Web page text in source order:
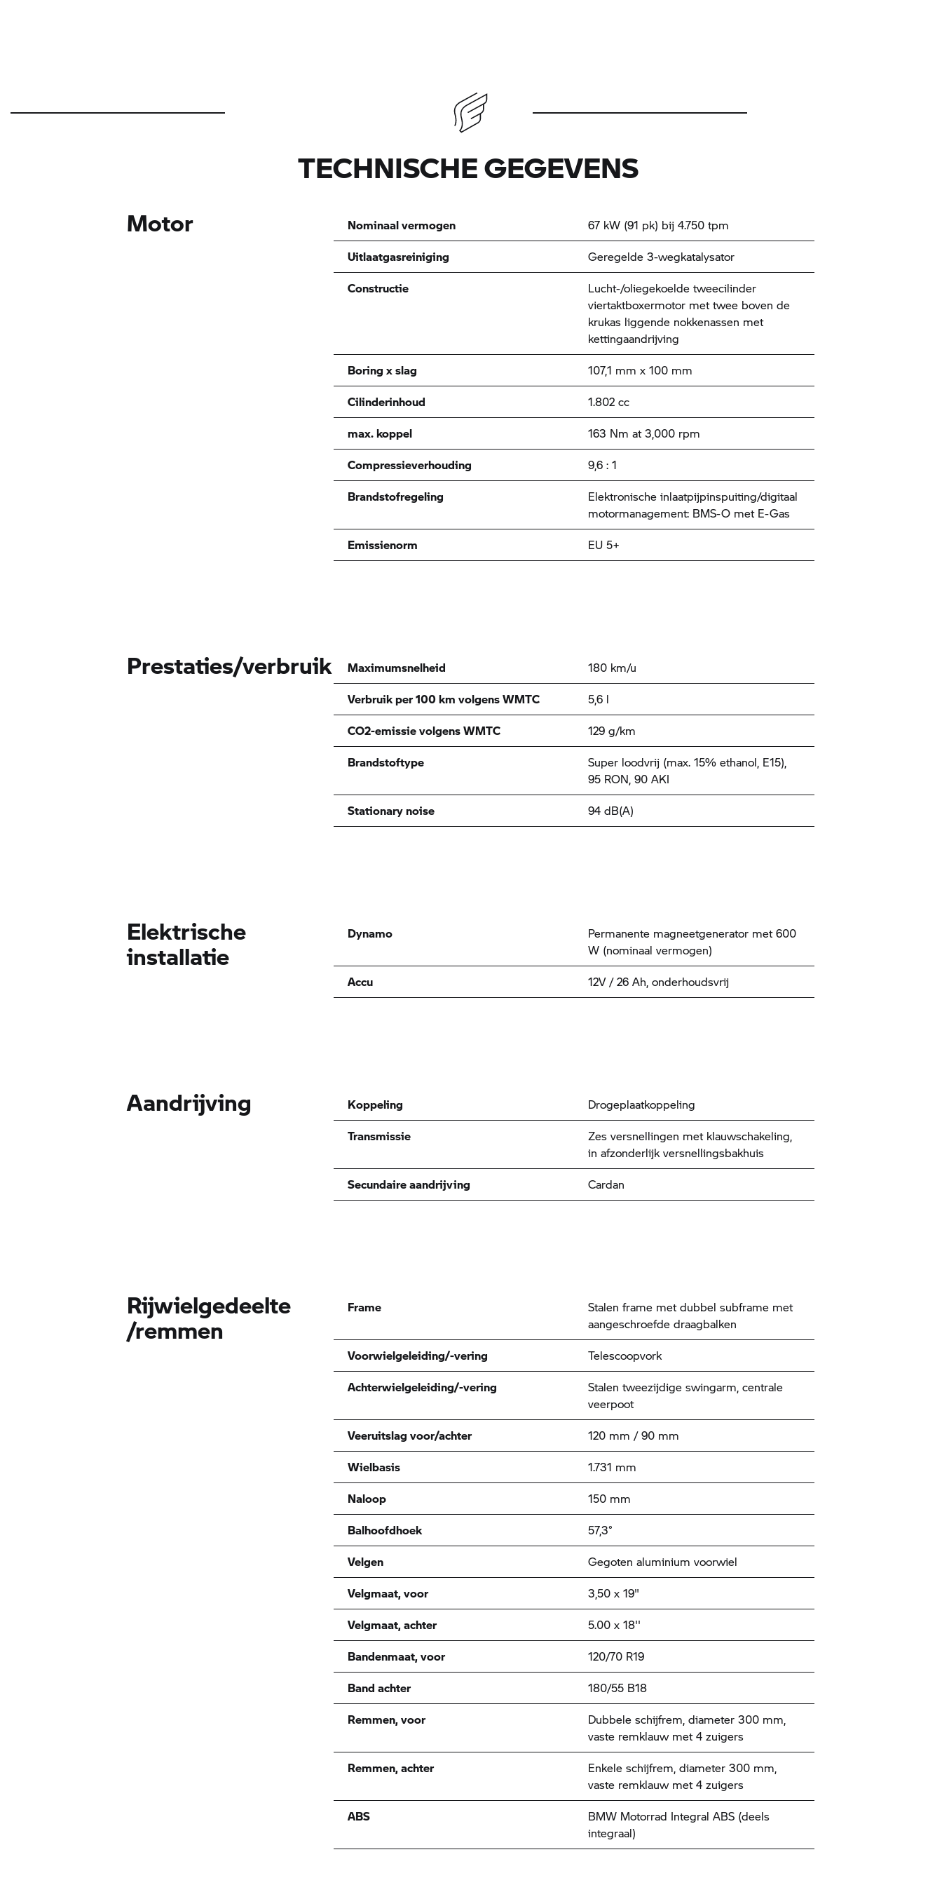
TECHNISCHE GEGEVENS
Motor Nominaal vermogen
67 kW (91 pk) bij 4.750 tpm
Uitlaatgasreiniging
Geregelde 3-wegkatalysator
Constructie
Lucht-/oliegekoelde tweecilinder
viertaktboxermotor met twee boven de
krukas liggende nokkenassen met
kettingaandrijving
Boring x slag
107,1 mm x 100 mm
Cilinderinhoud
1.802 cc
max. koppel
163 Nm at 3,000 rpm
Compressieverhouding
9,6 : 1
Brandstofregeling
Elektronische inlaatpijpinspuiting/digitaal
motormanagement: BMS-O met E-Gas
Emissienorm
EU 5+
Prestaties/verbruik Maximumsnelheid
180 km/u
Verbruik per 100 km volgens WMTC
5,6 l
CO2-emissie volgens WMTC
129 g/km
Brandstoftype
Super loodvrij (max. 15% ethanol, E15),
95 RON, 90 AKI
Stationary noise
94 dB(A)
Elektrische
installatie
Dynamo
Permanente magneetgenerator met 600
W (nominaal vermogen)
Accu
12V / 26 Ah, onderhoudsvrij
Aandrijving Koppeling
Drogeplaatkoppeling
Transmissie
Zes versnellingen met klauwschakeling,
in afzonderlijk versnellingsbakhuis
Secundaire aandrijving
Cardan
Rijwielgedeelte
/remmen
Frame
Stalen frame met dubbel subframe met
aangeschroefde draagbalken
Voorwielgeleiding/-vering
Telescoopvork
Achterwielgeleiding/-vering
Stalen tweezijdige swingarm, centrale
veerpoot
Veeruitslag voor/achter
120 mm / 90 mm
Wielbasis
1.731 mm
Naloop
150 mm
Balhoofdhoek
57,3°
Velgen
Gegoten aluminium voorwiel
Velgmaat, voor
3,50 x 19"
Velgmaat, achter
5.00 x 18''
Bandenmaat, voor
120/70 R19
Band achter
180/55 B18
Remmen, voor
Dubbele schijfrem, diameter 300 mm,
vaste remklauw met 4 zuigers
Remmen, achter
Enkele schijfrem, diameter 300 mm,
vaste remklauw met 4 zuigers
ABS
BMW Motorrad Integral ABS (deels
integraal)